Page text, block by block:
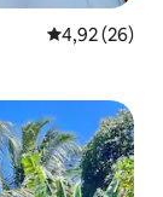
Prosječna
4,92 (26)